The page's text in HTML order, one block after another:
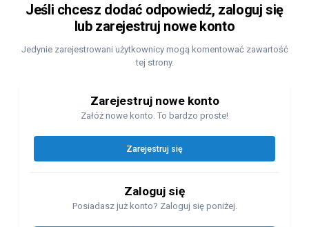
Jeśli chcesz dodać odpowiedź, zaloguj się
lub zarejestruj nowe konto
Jedynie zarejestrowani użytkownicy mogą komentować zawartość
tej strony.
Zarejestruj nowe konto
Załóż nowe konto. To bardzo proste!
Zarejestruj się
Zaloguj się
Posiadasz już konto? Zaloguj się poniżej.